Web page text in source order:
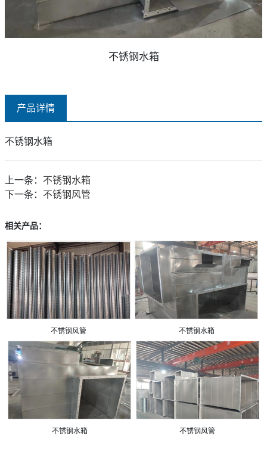
不锈钢水箱
产品详情
不锈钢水箱
上一条： 不锈钢水箱
下一条： 不锈钢风管
相关产品：
不锈钢风管 不锈钢水箱
不锈钢水箱 不锈钢风管